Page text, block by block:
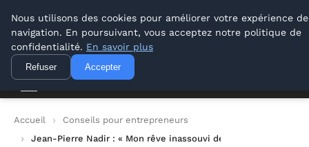
Lyon Photos
Lyon Photos
Accueil
Conseils pour entrepreneurs
Jean-Pierre Nadir : « Mon rêve inassouvi de devenir
Nous utilisons des cookies pour améliorer votre expérience de
navigation. En poursuivant, vous acceptez notre politique de
confidentialité. En savoir plus
Refuser Accepter